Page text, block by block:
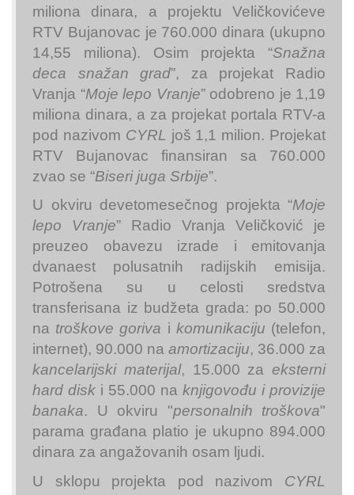
miliona dinara, a projektu Veličkovićeve
RTV Bujanovac je 760.000 dinara (ukupno
14,55 miliona). Osim projekta “Snažna
deca snažan grad”, za projekat Radio
Vranja “Moje lepo Vranje” odobreno je 1,19
miliona dinara, a za projekat portala RTV-a
pod nazivom CYRL još 1,1 milion. Projekat
RTV Bujanovac finansiran sa 760.000
zvao se “Biseri juga Srbije”.
U okviru devetomesečnog projekta “Moje
lepo Vranje” Radio Vranja Veličković je
preuzeo obavezu izrade i emitovanja
dvanaest polusatnih radijskih emisija.
Potrošena su u celosti sredstva
transferisana iz budžeta grada: po 50.000
na troškove goriva i komunikaciju (telefon,
internet), 90.000 na amortizaciju, 36.000 za
kancelarijski materijal, 15.000 za eksterni
hard disk i 55.000 na knjigovođu i provizije
banaka. U okviru "personalnih troškova"
parama građana platio je ukupno 894.000
dinara za angažovanih osam ljudi.
U sklopu projekta pod nazivom CYRL